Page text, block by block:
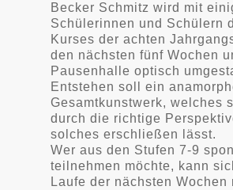
Becker Schmitz wird mit
Schülerinnen und Schülern
Kurses der achten
den nächsten fünf Wochen
Pausenhalle optisch
Entstehen soll ein
Gesamtkunstwerk, welches
durch die richtige
solches erschließen lässt.
Wer aus den Stufen 7-9
teilnehmen möchte, kann
Laufe der nächsten Wochen